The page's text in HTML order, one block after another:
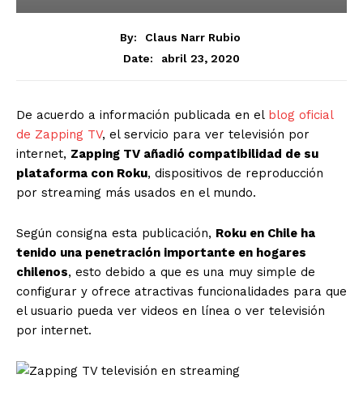
By:
Claus Narr Rubio
Date:
abril 23, 2020
De acuerdo a información publicada en el blog oficial
de Zapping TV, el servicio para ver televisión por
internet, Zapping TV añadió compatibilidad de su
plataforma con Roku, dispositivos de reproducción
por streaming más usados en el mundo.
Según consigna esta publicación, Roku en Chile ha
tenido una penetración importante en hogares
chilenos, esto debido a que es una muy simple de
configurar y ofrece atractivas funcionalidades para que
el usuario pueda ver videos en línea o ver televisión
por internet.